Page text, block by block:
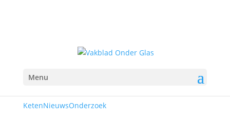
Menu
KetenNieuwsOnderzoek